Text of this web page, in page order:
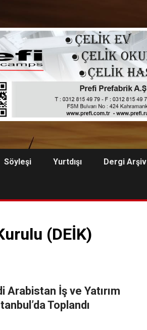
Söyleşi Yurtdışı Dergi Arşiv
(DEİK)
Arabistan İş ve Yatırım
Toplandı